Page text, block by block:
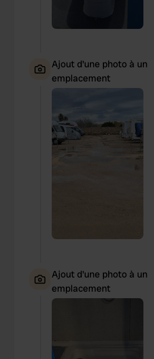
Ajout d'une photo à un
emplacement
Ajout d'une photo à un
emplacement